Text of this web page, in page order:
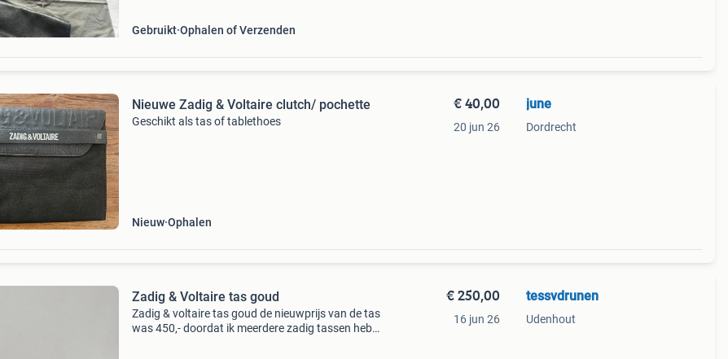
Gebruikt Ophalen of Verzenden
Nieuwe Zadig & Voltaire clutch/ pochette
Geschikt als tas of tablethoes
Nieuw Ophalen
€ 40,00
20 jun 26
june
Dordrecht
Zadig & Voltaire tas goud
Zadig & voltaire tas goud de nieuwprijs van de tas
was 450,- doordat ik meerdere zadig tassen heb
€ 250,00
16 jun 26
tessvdrunen
Udenhout